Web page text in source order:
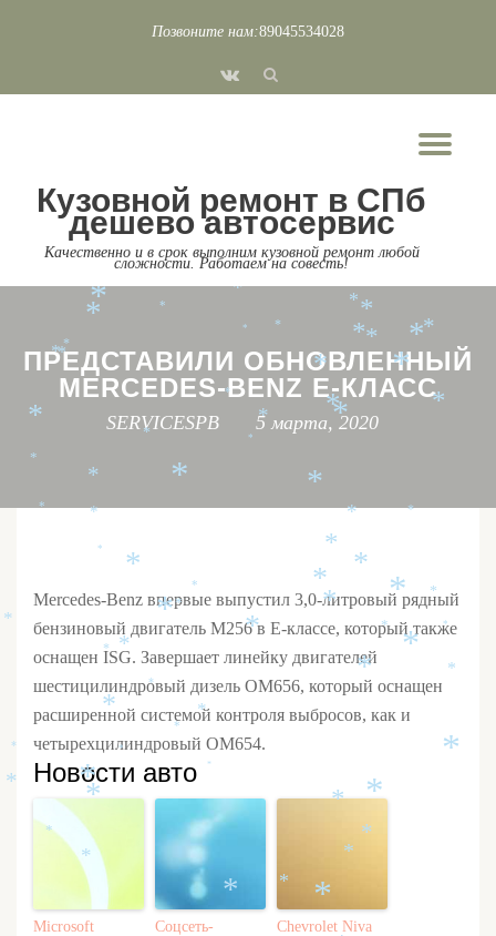
Позвоните нам:89045534028
fa-
Кузовной ремонт в СПб
дешево автосервис
Качественно и в срок выполним кузовной ремонт любой
сложности. Работаем на совесть!
ПРЕДСТАВИЛИ ОБНОВЛЕННЫЙ
MERCEDES-BENZ E-КЛАСС
SERVICESPB 5 марта, 2020
Mercedes-Benz впервые выпустил 3,0-литровый рядный
бензиновый двигатель M256 в E-классе, который также
оснащен ISG. Завершает линейку двигателей
шестицилиндровый дизель OM656, который оснащен
расширенной системой контроля выбросов, как и
четырехцилиндровый OM654.
Новости авто
Microsoft
Соцсеть-
Chevrolet Niva
*
*
*
*
*
*
*
*
*
*
*
*
*
*
*
*
*
*
*
*
*
*
*
*
*
*
*
* *
*
*
*
*
*
*
*
*
*
*
*
*
*
*
*
*
*
*
*
*
*
*
*
*
*
*
*
*
*
*
*
* *
*
*
*
*
*
*
*
*
*
*
*
*
*
*
*
*
*
*
*
*
*
*
*
*
*
*
*
*
*